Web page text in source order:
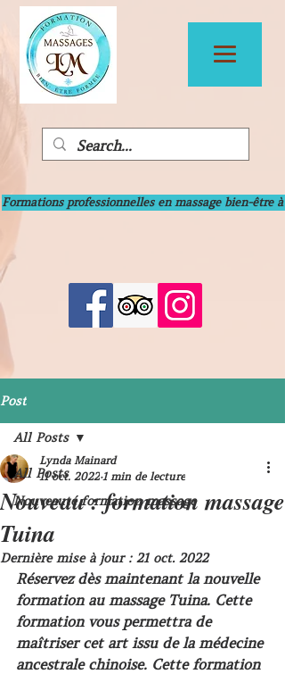
Formations professionnelles en massage bien-être à
Post
All Posts
Nouveauté formation massage
All Posts
Nouveau : formation massage
Tuina
Lynda Mainard
11 oct. 2022 1 min de lecture
Dernière mise à jour : 21 oct. 2022
Réservez dès maintenant la nouvelle
formation au massage Tuina. Cette
formation vous permettra de
maîtriser cet art issu de la médecine
ancestrale chinoise. Cette formation